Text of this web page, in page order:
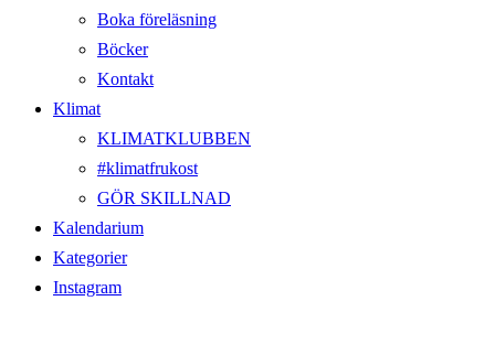
Boka föreläsning
Böcker
Kontakt
Klimat
KLIMATKLUBBEN
#klimatfrukost
GÖR SKILLNAD
Kalendarium
Kategorier
Instagram